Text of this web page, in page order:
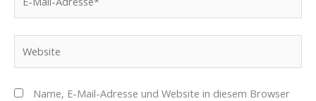
Mail-
Name, E-Mail-Adresse und Website in diesem Browser